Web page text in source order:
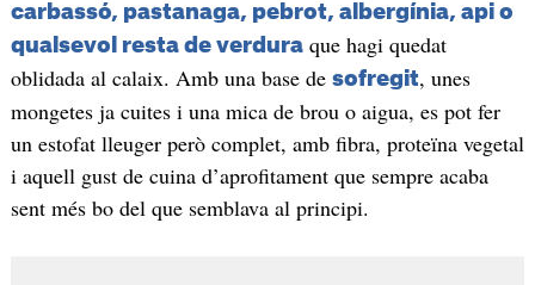
carbassó, pastanaga, pebrot, albergínia, api o
qualsevol resta de verduraque hagi quedat
oblidada al calaix. Amb una base de sofregit, unes
mongetes ja cuites i una mica de brou o aigua, es pot fer
un estofat lleuger però complet, amb fibra, proteïna vegetal
i aquell gust de cuina d’aprofitament que sempre acaba
sent més bo del que semblava al principi.